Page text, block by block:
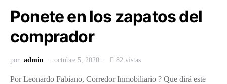
Ponete en los zapatos del
comprador
por admin octubre 5, 2020 82 vistas
Por Leonardo Fabiano, Corredor Inmobiliario ? Que dirá este